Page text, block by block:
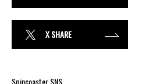
X SHARE
Spincoaster SNS